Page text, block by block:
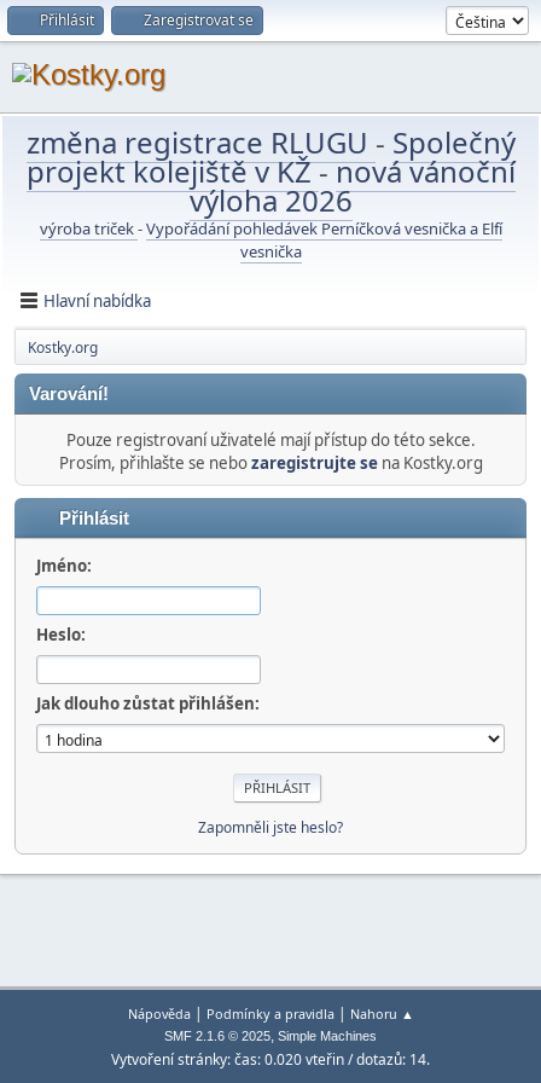
Přihlásit Zaregistrovat se
změna registrace RLUGU - Společný
projekt kolejiště v KŽ-nová vánoční
výloha 2026
výroba triček-Vypořádání pohledávek Perníčková vesnička a Elfí
vesnička
Hlavní nabídka
Kostky.org
Varování!
Pouze registrovaní uživatelé mají přístup do této sekce.
Prosím, přihlašte se nebozaregistrujte sena Kostky.org
Přihlásit
Jméno:
Heslo:
Jak dlouho zůstat přihlášen:
Zapomněli jste heslo?
Nápověda| Podmínky a pravidla| Nahoru ▲
SMF 2.1.6 © 2025, Simple Machines
Vytvoření stránky: čas: 0.020 vteřin / dotazů: 14.